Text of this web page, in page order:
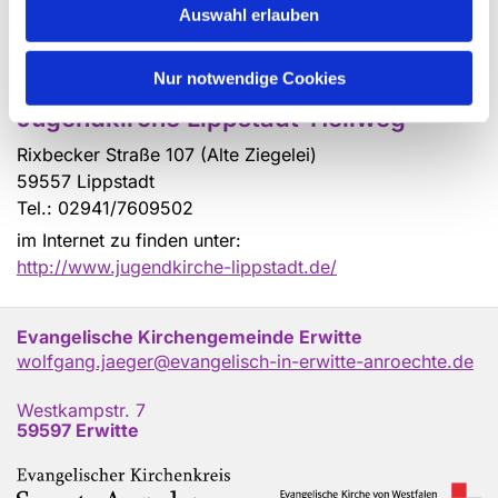
Auswahl erlauben
Nur notwendige Cookies
59597 Bad Westernkotten
Jugendkirche Lippstadt-Hellweg
Rixbecker Straße 107 (Alte Ziegelei)
59557 Lippstadt
Tel.: 02941/7609502
im Internet zu finden unter:
http://www.jugendkirche-lippstadt.de/
Evangelische Kirchengemeinde Erwitte
wolfgang.jaeger@evangelisch-in-erwitte-anroechte.de
Westkampstr. 7
59597 Erwitte